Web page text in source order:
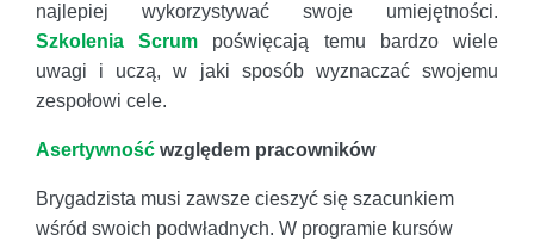
najlepiej wykorzystywać swoje umiejętności.
Szkolenia Scrum poświęcają temu bardzo wiele
uwagi i uczą, w jaki sposób wyznaczać swojemu
zespołowi cele.
Asertywność względem pracowników
Brygadzista musi zawsze cieszyć się szacunkiem
wśród swoich podwładnych. W programie kursów